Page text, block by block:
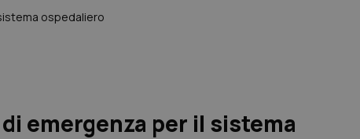
ospedaliero
emergenza per il sistema